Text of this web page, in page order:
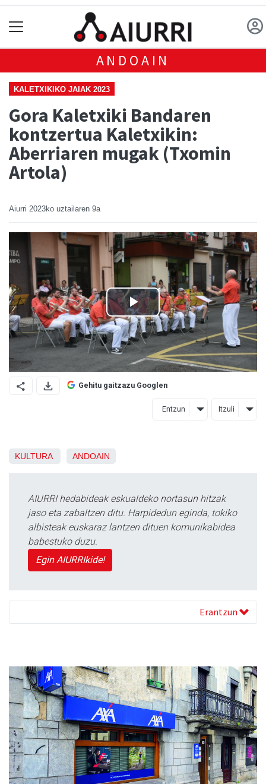
ANDOAIN
KALETXIKIKO JAIAK 2023
Gora Kaletxiki Bandaren
kontzertua Kaletxikin:
Aberriaren mugak (Txomin
Artola)
Aiurri 2023ko uztailaren 9a
Gehitu gaitzazu Googlen
Entzun Itzuli
KULTURA ANDOAIN
AIURRI hedabideak eskualdeko nortasun hitzak
jaso eta zabaltzen ditu. Harpidedun eginda, tokiko
albisteak euskaraz lantzen dituen komunikabidea
babestuko duzu.
Egin AIURRIkide!
Erantzun